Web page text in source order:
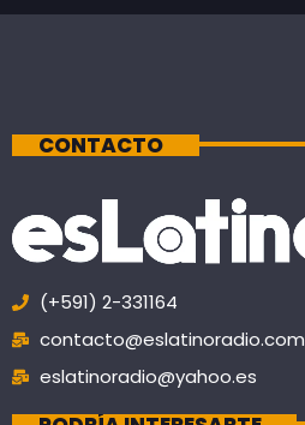
CONTACTO
(+591) 2-331164
contacto@eslatinoradio.com
eslatinoradio@yahoo.es